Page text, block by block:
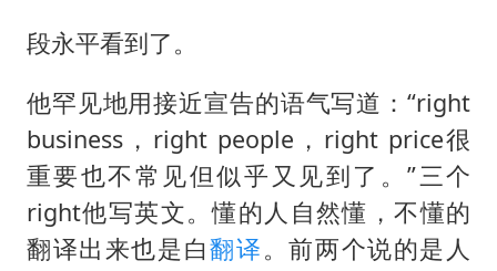
段永平看到了。
他罕见地用接近宣告的语气写道：“right
business，right people，right price很
重要也不常见但似乎又见到了。”三个
right他写英文。懂的人自然懂，不懂的
翻译出来也是白翻译。前两个说的是人